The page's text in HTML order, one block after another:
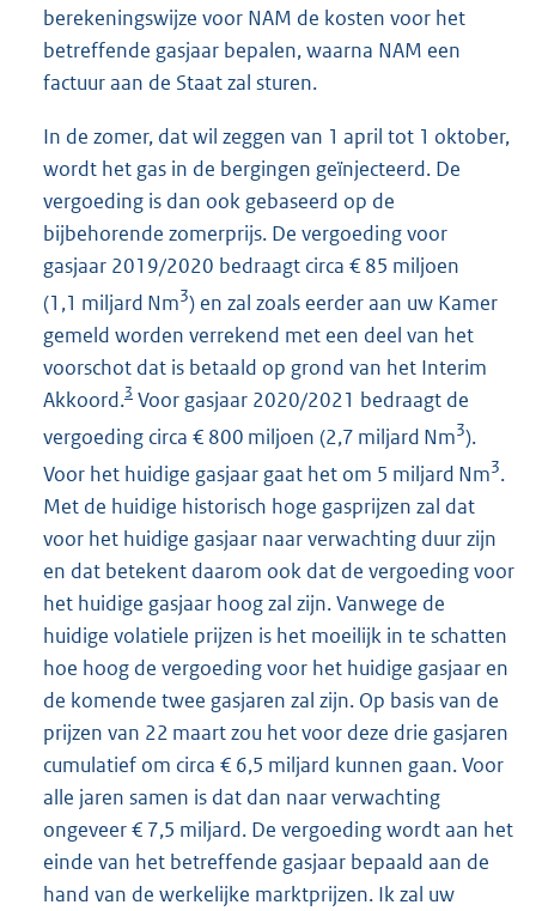
berekeningswijze voor NAM de kosten voor het
betreffende gasjaar bepalen, waarna NAM een
factuur aan de Staat zal sturen.
In de zomer, dat wil zeggen van 1 april tot 1 oktober,
wordt het gas in de bergingen geïnjecteerd. De
vergoeding is dan ook gebaseerd op de
bijbehorende zomerprijs. De vergoeding voor
gasjaar 2019/2020 bedraagt circa € 85 miljoen
(1,1 miljard Nm3) en zal zoals eerder aan uw Kamer
gemeld worden verrekend met een deel van het
voorschot dat is betaald op grond van het Interim
Akkoord.3 Voor gasjaar 2020/2021 bedraagt de
vergoeding circa € 800 miljoen (2,7 miljard Nm3).
Voor het huidige gasjaar gaat het om 5 miljard Nm3.
Met de huidige historisch hoge gasprijzen zal dat
voor het huidige gasjaar naar verwachting duur zijn
en dat betekent daarom ook dat de vergoeding voor
het huidige gasjaar hoog zal zijn. Vanwege de
huidige volatiele prijzen is het moeilijk in te schatten
hoe hoog de vergoeding voor het huidige gasjaar en
de komende twee gasjaren zal zijn. Op basis van de
prijzen van 22 maart zou het voor deze drie gasjaren
cumulatief om circa € 6,5 miljard kunnen gaan. Voor
alle jaren samen is dat dan naar verwachting
ongeveer € 7,5 miljard. De vergoeding wordt aan het
einde van het betreffende gasjaar bepaald aan de
hand van de werkelijke marktprijzen. Ik zal uw